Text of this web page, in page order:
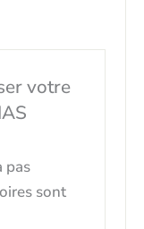
votre
pas
sont